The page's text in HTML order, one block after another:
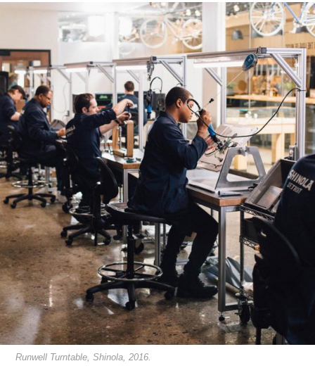
Runwell Turntable, Shinola, 2016.